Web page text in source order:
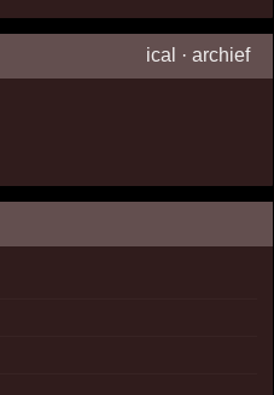
ical · archief